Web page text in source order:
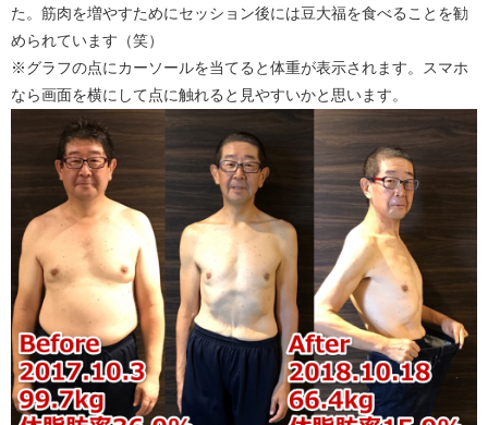
た。筋肉を増やすためにセッション後には豆大福を食べることを勧
められています（笑）
※グラフの点にカーソールを当てると体重が表示されます。スマホ
なら画面を横にして点に触れると見やすいかと思います。